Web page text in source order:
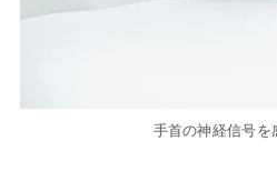
手首の神経信号を